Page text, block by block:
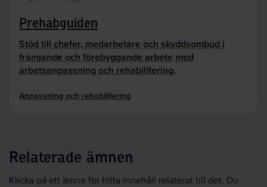
Prehabguiden
Stöd till chefer, medarbetare och skyddsombud i
främjande och förebyggande arbete med
arbetsanpassning och rehabilitering.
Anpassning och rehabilitering
Relaterade ämnen
Klicka på ett ämne för hitta innehåll relaterat till det. Du